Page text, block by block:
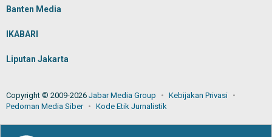
Banten Media
IKABARI
Liputan Jakarta
Copyright © 2009-2026 Jabar Media Group
Kebijakan Privasi
Pedoman Media Siber
Kode Etik Jurnalistik